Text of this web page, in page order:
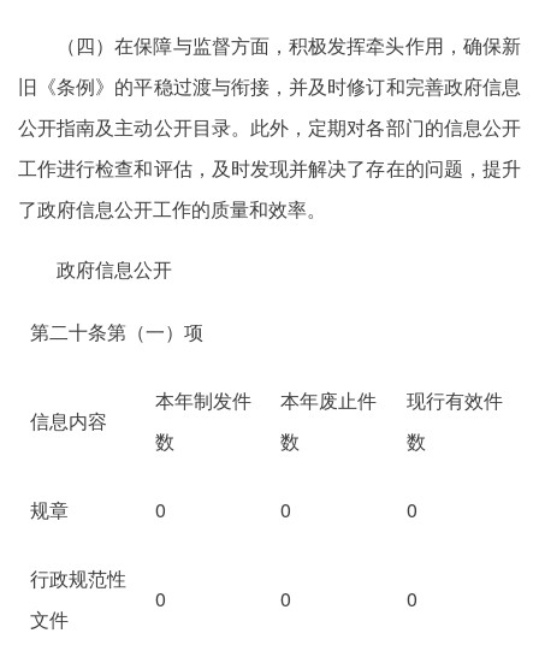
（四）在保障与监督方面，积极发挥牵头作用，确保新
旧《条例》的平稳过渡与衔接，并及时修订和完善政府信息
公开指南及主动公开目录。此外，定期对各部门的信息公开
工作进行检查和评估，及时发现并解决了存在的问题，提升
了政府信息公开工作的质量和效率。
政府信息公开
第二十条第（一）项
信息内容
本年制发件
数
本年废止件
数
现行有效件
数
规章 0 0 0
行政规范性
文件
0 0 0